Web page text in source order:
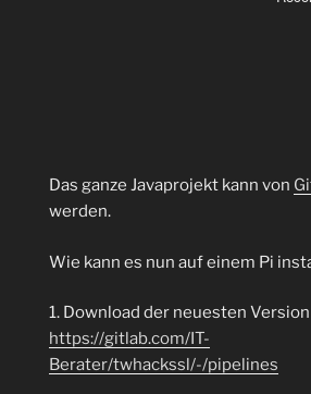
Das ganze Javaprojekt kann von
werden.
Wie kann es nun auf einem Pi
1. Download der neuesten
https://gitlab.com/IT-
Berater/twhackssl/-/pipelines